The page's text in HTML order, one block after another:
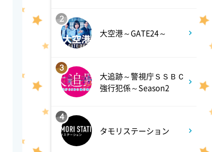
よる 6:56
サンド&芦田愛菜の博士ちゃ
三択バトルSP
池上彰のニュースそうだったの
か!! 池上流映像ショーSP
2
大空港～GATE24～
3
大追跡～警視庁ＳＳＢＣ
強行犯係～Season2
4
タモリステーション